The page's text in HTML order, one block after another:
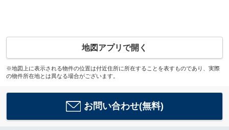
地図アプリで開く
※地図上に表示される物件の位置は付近住所に所在することを表すものであり、実際
の物件所在地とは異なる場合がございます。
お問い合わせ(無料)